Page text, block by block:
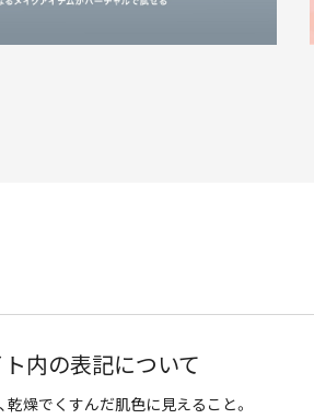
内の表記について
燥でくすんだ肌色に見えること。